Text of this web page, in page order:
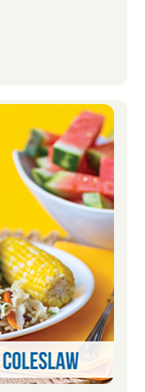
عندما حاول
في الزجاج.
إعداد